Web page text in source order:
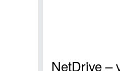
NetDrive –